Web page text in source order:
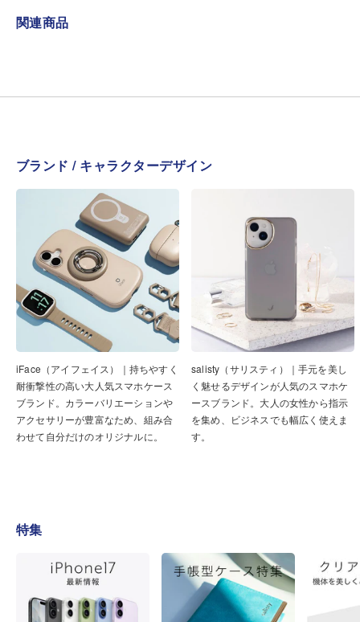
関連商品
ブランド / キャラクターデザイン
iFace（アイフェイス）｜持ちやすく
耐衝撃性の高い大人気スマホケース
ブランド。カラーバリエーションや
アクセサリーが豊富なため、組み合
わせて自分だけのオリジナルに。
salisty（サリスティ）｜手元を美し
く魅せるデザインが人気のスマホケ
ースブランド。大人の女性から指示
を集め、ビジネスでも幅広く使えま
す。
特集